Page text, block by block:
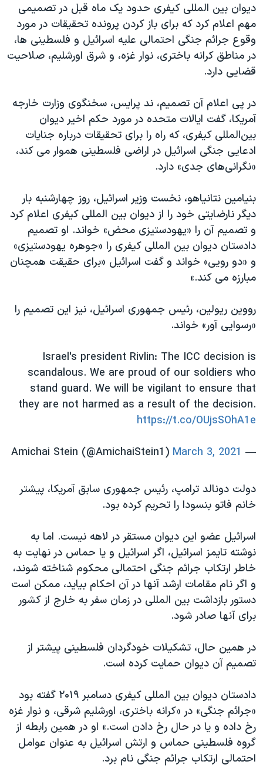
اعتراضات مردمی آبان ۹۸
اسرائیل در جنگ
نرگس محمدی برنده جایزه نوبل صلح
همایش محافظه‌کاران آمریکا «سی‌پک»
صفحه‌های ویژه
سفر پرزیدنت ترامپ به چین
دیوان بین المللی کیفری حدود یک ماه قبل در تصمیمی
مهم اعلام کرد که برای باز کردن پرونده تحقیقات در مورد
وقوع جرائم جنگی احتمالی علیه اسرائيل و فلسطینی ها،
در مناطق کرانه باختری، نوار غزه، و شرق اورشلیم،‌ صلاحیت
قضایی دارد.
در پی اعلام آن تصمیم، ند پرایس، سخنگوی وزارت خارجه
آمریکا، گفت ایالات متحده در مورد حکم اخیر دیوان
بین‌المللی کیفری، که راه را برای تحقیقات درباره جنایات
ادعایی جنگی اسرائیل در اراضی فلسطینی هموار می کند،
«نگرانی‌های جدی» دارد.
بنیامین نتانیاهو، نخست وزیر اسرائیل، روز چهارشنبه بار
دیگر نارضایتی خود را از دیوان بین المللی کیفری اعلام کرد
و تصمیم آن را «یهودستیزی محض» خواند. او تصمیم
دادستان دیوان بین المللی کیفری را «جوهره یهودستیزی»
و «دو رویی» خواند و گفت اسرائيل «برای حقیقت همچنان
مبارزه می کند.»
رووین ریولین، رئیس جمهوری اسرائيل، نیز این تصمیم را
«رسوایی آور» خواند.
Israel's president Rivlin: The ICC decision is
scandalous. We are proud of our soldiers who
stand guard. We will be vigilant to ensure that
they are not harmed as a result of the decision.
https://t.co/OUjsSOhA1e
— Amichai Stein (@AmichaiStein1)
March 3, 2021
دولت دونالد ترامپ، رئیس جمهوری سابق آمریکا، پیشتر
خانم فاتو بنسودا را تحریم کرده بود.
اسرائيل عضو این دیوان مستقر در لاهه نیست. اما به
نوشته تایمز اسرائيل، اگر اسرائيل و یا حماس در نهایت به
خاطر ارتکاب جرائم جنگی احتمالی محکوم شناخته شوند،
و اگر نام مقامات ارشد آنها در آن احکام بیاید، ممکن است
دستور بازداشت بین المللی در زمان سفر به خارج از کشور
برای آنها صادر شود.
در همین حال، تشکیلات خودگردان فلسطینی پیشتر از
تصمیم آن دیوان حمایت کرده است.
دادستان دیوان بین المللی کیفری دسامبر ۲۰۱۹ گفته بود
«جرائم جنگی» در «کرانه باختری، اورشلیم شرقی، و نوار غزه
رخ داده و یا در حال رخ دادن است.» او در همین رابطه از
گروه فلسطینی حماس و ارتش اسرائيل به عنوان عوامل
احتمالی ارتکاب جرائم جنگی نام برد.